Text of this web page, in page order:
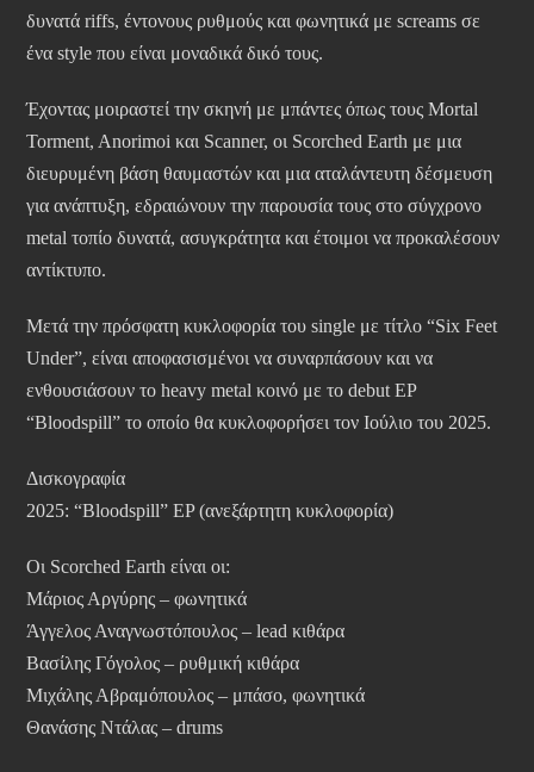
δυνατά riffs, έντονους ρυθμούς και φωνητικά με screams σε
ένα style που είναι μοναδικά δικό τους.
Έχοντας μοιραστεί την σκηνή με μπάντες όπως τους Mortal
Torment, Anorimoi και Scanner, οι Scorched Earth με μια
διευρυμένη βάση θαυμαστών και μια αταλάντευτη δέσμευση
για ανάπτυξη, εδραιώνουν την παρουσία τους στο σύγχρονο
metal τοπίο δυνατά, ασυγκράτητα και έτοιμοι να προκαλέσουν
αντίκτυπο.
Μετά την πρόσφατη κυκλοφορία του single με τίτλο “Six Feet
Under”, είναι αποφασισμένοι να συναρπάσουν και να
ενθουσιάσουν το heavy metal κοινό με το debut EP
“Bloodspill” το οποίο θα κυκλοφορήσει τον Ιούλιο του 2025.
Δισκογραφία
2025: “Bloodspill” EP (ανεξάρτητη κυκλοφορία)
Οι Scorched Earth είναι οι:
Μάριος Αργύρης – φωνητικά
Άγγελος Αναγνωστόπουλος – lead κιθάρα
Βασίλης Γόγολος – ρυθμική κιθάρα
Μιχάλης Αβραμόπουλος – μπάσο, φωνητικά
Θανάσης Ντάλας – drums